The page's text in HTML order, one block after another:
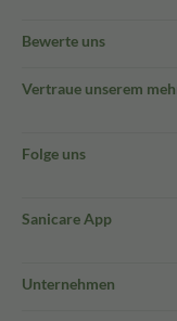
Bewerte uns
Vertraue unserem
Folge uns
Sanicare App
Unternehmen